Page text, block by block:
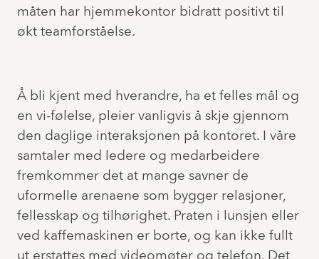
måten har hjemmekontor bidratt positivt til
økt teamforståelse.
Å bli kjent med hverandre, ha et felles mål og
en vi-følelse, pleier vanligvis å skje gjennom
den daglige interaksjonen på kontoret. I våre
samtaler med ledere og medarbeidere
fremkommer det at mange savner de
uformelle arenaene som bygger relasjoner,
fellesskap og tilhørighet. Praten i lunsjen eller
ved kaffemaskinen er borte, og kan ikke fullt